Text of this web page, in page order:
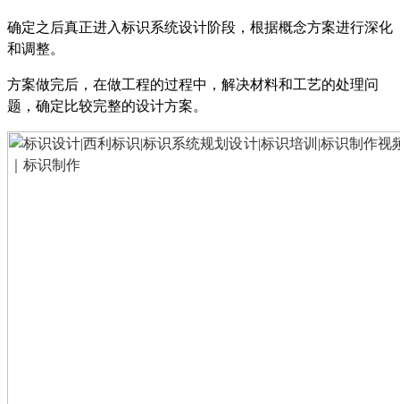
确定之后真正进入标识系统设计阶段，根据概念方案进行深化
和调整。
方案做完后，在做工程的过程中，解决材料和工艺的处理问
题，确定比较完整的设计方案。